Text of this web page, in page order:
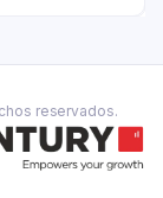
reservados.